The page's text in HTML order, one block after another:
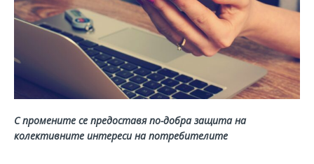
С промените се предоставя по-добра защита на
колективните интереси на потребителите